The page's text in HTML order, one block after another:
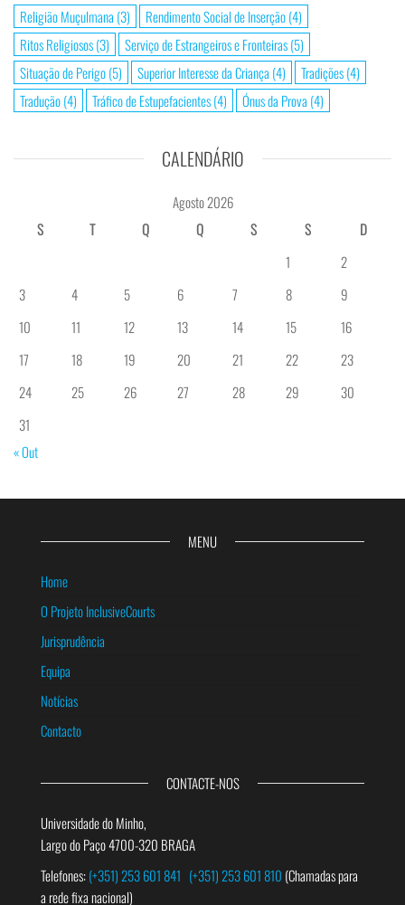
Religião Muçulmana (3) Rendimento Social de Inserção(4)
Ritos Religiosos(3) Serviço de Estrangeiros e Fronteiras(5)
Situação de Perigo(5) Superior Interesse da Criança (4) Tradições(4)
Tradução(4) Tráfico de Estupefacientes(4) Ónus da Prova (4)
CALENDÁRIO
Agosto 2026
S
T Q Q S S
D
1
2
3
4 5 6 7 8
9
10
11 12 13 14 15
16
17
18 19 20 21 22
23
24
25 26 27 28 29
30
31
« Out
MENU
Home
O Projeto InclusiveCourts
Jurisprudência
Equipa
Notícias
Contacto
CONTACTE-NOS
Universidade do Minho,
Largo do Paço 4700-320 BRAGA
Telefones:(+351) 253 601 841 (+351) 253 601 810 (Chamadas para
a rede fixa nacional)